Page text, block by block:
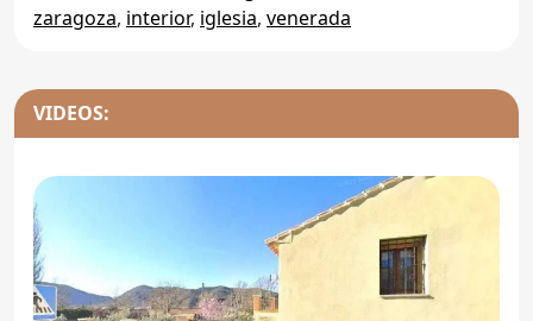
zaragoza, interior, iglesia, venerada
VIDEOS: